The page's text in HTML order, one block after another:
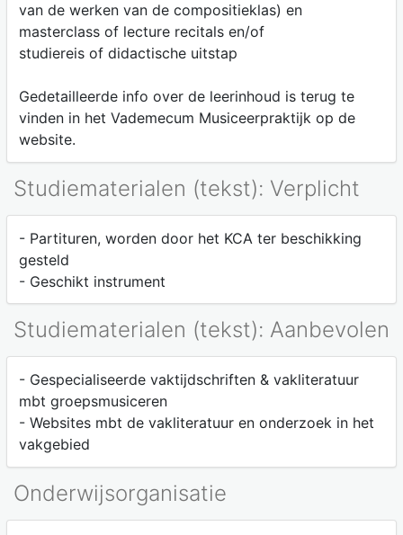
van de werken van de compositieklas) en
masterclass of lecture recitals en/of
studiereis of didactische uitstap
Gedetailleerde info over de leerinhoud is terug te
vinden in het Vademecum Musiceerpraktijk op de
website.
Studiematerialen (tekst): Verplicht
- Partituren, worden door het KCA ter beschikking
gesteld
- Geschikt instrument
Studiematerialen (tekst): Aanbevolen
- Gespecialiseerde vaktijdschriften & vakliteratuur
mbt groepsmusiceren
- Websites mbt de vakliteratuur en onderzoek in het
vakgebied
Onderwijsorganisatie